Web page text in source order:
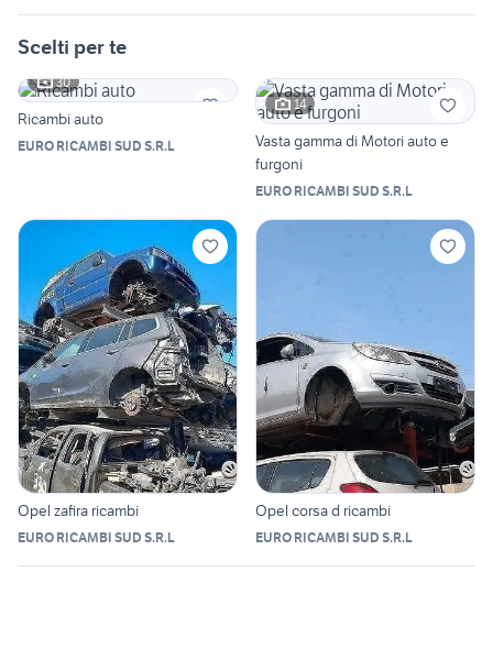
Scelti per te
30
Ricambi auto
EURO RICAMBI SUD S.R.L
14
Vasta gamma di Motori auto e
furgoni
EURO RICAMBI SUD S.R.L
Opel zafira ricambi
EURO RICAMBI SUD S.R.L
Opel corsa d ricambi
EURO RICAMBI SUD S.R.L